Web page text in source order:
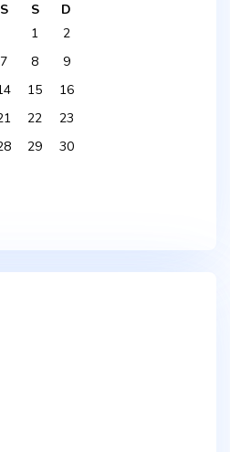
S S
D
1
2
7 8
9
15
16
22
23
29
30